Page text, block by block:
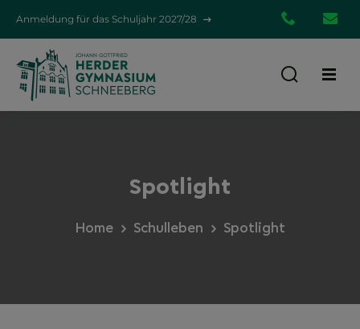
Anmeldung für das Schuljahr 2027/28
03772
Spotlight
Home Schulleben Spotlight